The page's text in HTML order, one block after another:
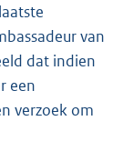
van
dat indien
een
verzoek om